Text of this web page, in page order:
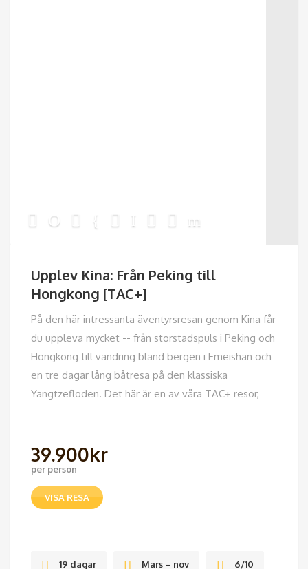
Upplev Kina: Från Peking till
Hongkong [TAC+]
På den här intressanta äventyrsresan genom Kina får
du uppleva mycket -- från storstadspuls i Peking och
Hongkong till vandring bland bergen i Emeishan och
en tre dagar lång båtresa på den klassiska
Yangtzefloden. Det här är en av våra TAC+ resor,
39.900kr
per person
VISA RESA
19 dagar Mars – nov 6/10